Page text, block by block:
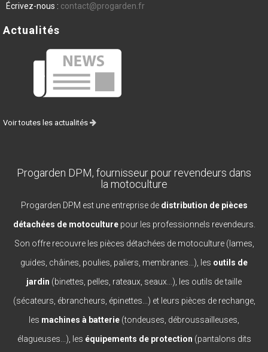
Écrivez-nous : contact@progarden.fr
Actualités
Voir toutes les actualités
Progarden DPM, fournisseur pour revendeurs dans
la motoculture
Progarden DPM est une entreprise de distribution de pièces
détachées de motoculturepour les professionnels revendeurs.
Son offre recouvre les pièces détachées de motoculture (lames,
guides, châines, poulies, paliers, membranes...), les outils de
jardin (binettes, pelles, rateaux, seaux...), les outils de taille
(sécateurs, ébrancheurs, épinettes...) et leurs pièces de rechange,
les machines à batterie (tondeuses, débroussailleuses,
élagueuses...), les équipements de protection (pantalons dits